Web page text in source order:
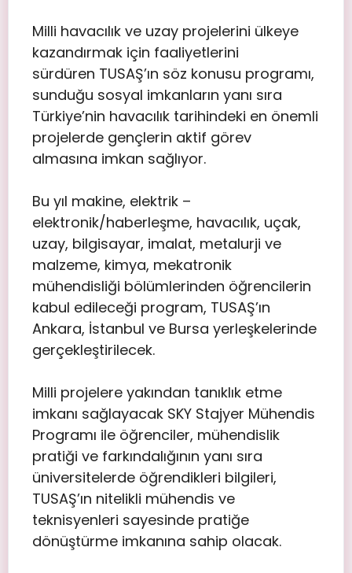
Milli havacılık ve uzay projelerini ülkeye
kazandırmak için faaliyetlerini
sürdüren TUSAŞ’ın söz konusu programı,
sunduğu sosyal imkanların yanı sıra
Türkiye’nin havacılık tarihindeki en önemli
projelerde gençlerin aktif görev
almasına imkan sağlıyor.
Bu yıl makine, elektrik –
elektronik/haberleşme, havacılık, uçak,
uzay, bilgisayar, imalat, metalurji ve
malzeme, kimya, mekatronik
mühendisliği bölümlerinden öğrencilerin
kabul edileceği program, TUSAŞ’ın
Ankara, İstanbul ve Bursa yerleşkelerinde
gerçekleştirilecek.
Milli projelere yakından tanıklık etme
imkanı sağlayacak SKY Stajyer Mühendis
Programı ile öğrenciler, mühendislik
pratiği ve farkındalığının yanı sıra
üniversitelerde öğrendikleri bilgileri,
TUSAŞ’ın nitelikli mühendis ve
teknisyenleri sayesinde pratiğe
dönüştürme imkanına sahip olacak.